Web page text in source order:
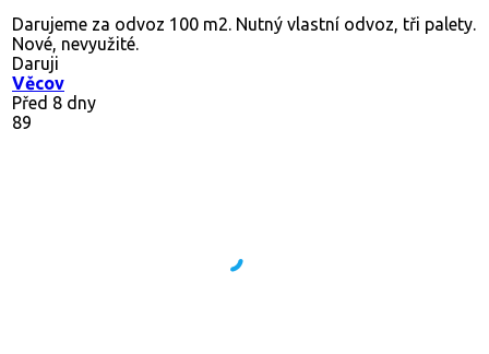
Darujeme za odvoz 100 m2. Nutný vlastní odvoz, tři palety.
Nové, nevyužité.
Daruji
Věcov
Před 8 dny
89